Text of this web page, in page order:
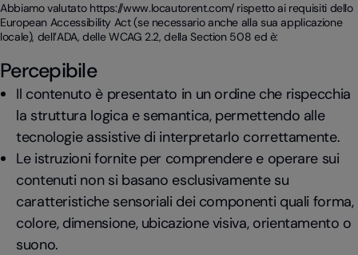
Abbiamo valutato https://www.locautorent.com/ rispetto ai requisiti dello
European Accessibility Act (se necessario anche alla sua applicazione
locale), dell’ADA, delle WCAG 2.2, della Section 508 ed è:
Percepibile
Il contenuto è presentato in un ordine che rispecchia
la struttura logica e semantica, permettendo alle
tecnologie assistive di interpretarlo correttamente.
Le istruzioni fornite per comprendere e operare sui
contenuti non si basano esclusivamente su
caratteristiche sensoriali dei componenti quali forma,
colore, dimensione, ubicazione visiva, orientamento o
suono.